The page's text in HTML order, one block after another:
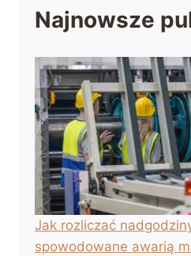
Najnowsze
Jak rozliczać
spowodowane awarią